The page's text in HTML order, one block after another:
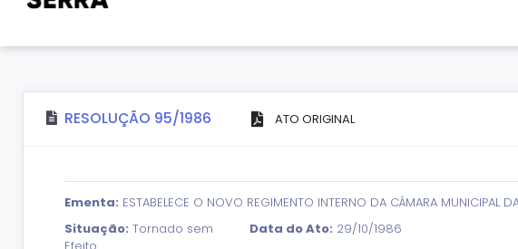
RESOLUÇÃO 95/1986 ATO ORIGINAL
Ementa: ESTABELECE O NOVO REGIMENTO INTERNO DA CÂMARA MUNICIPAL
Situação: Tornado sem
Data do Ato: 29/10/1986